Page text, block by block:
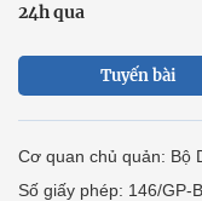
24h qua
Tuyến bài
Cơ quan chủ quản: Bộ
Số giấy phép: 146/GP-